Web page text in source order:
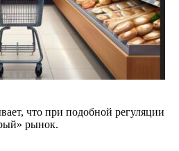
что при подобной регуляции
рынок.